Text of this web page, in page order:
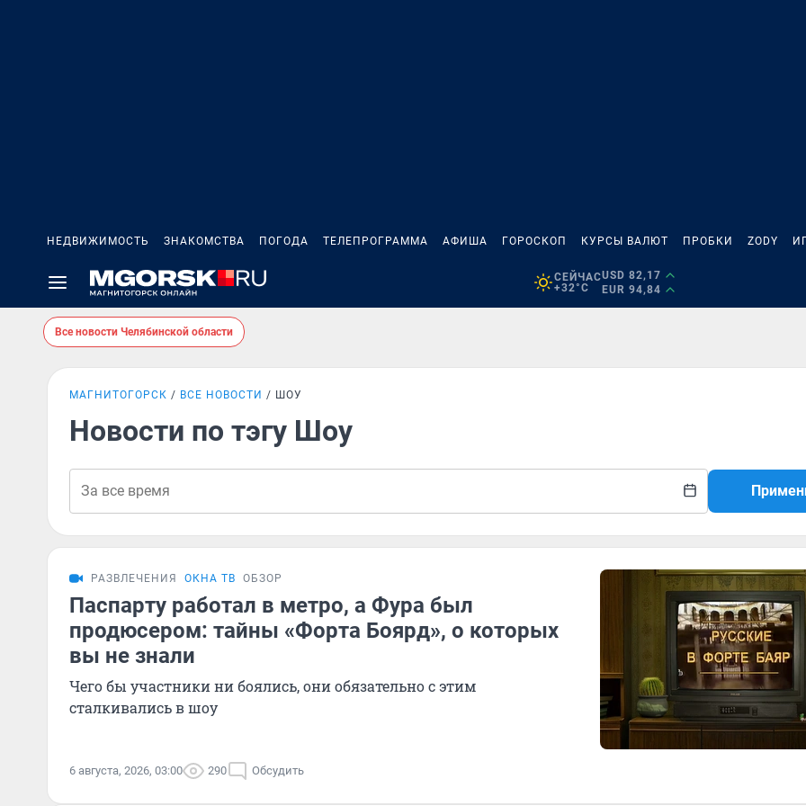
НЕДВИЖИМОСТЬ ЗНАКОМСТВА ПОГОДА ТЕЛЕПРОГРАММА АФИША ГОРОСКОП КУРСЫ ВАЛЮТ ПРОБКИ ZODY
СЕЙЧАС
+32°C
USD 82,17
EUR 94,84
Все новости Челябинской области
МАГНИТОГОРСК ВСЕ НОВОСТИ ШОУ
Новости по тэгу Шоу
РАЗВЛЕЧЕНИЯ ОКНА ТВ ОБЗОР
Паспарту работал в метро, а Фура был
продюсером: тайны «Форта Боярд», о которых
вы не знали
Чего бы участники ни боялись, они обязательно с этим
сталкивались в шоу
6 августа, 2026, 03:00 290 Обсудить